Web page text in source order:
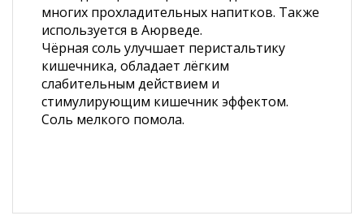
многих прохладительных напитков. Также
используется в Аюрведе.
Чёрная соль улучшает перистальтику
кишечника, обладает лёгким
слабительным действием и
стимулирующим кишечник эффектом.
Соль мелкого помола.